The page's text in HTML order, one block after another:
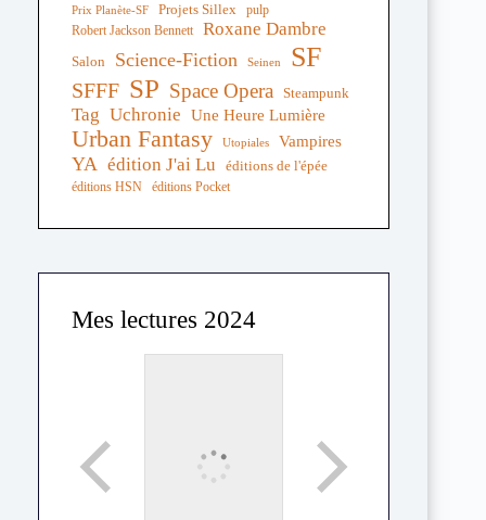
Prix Planète-SF Projets Sillex
pulp
Robert Jackson Bennett
Roxane Dambre
Salon Science-Fiction Seinen SF
SFFF SP Space Opera Steampunk
Tag Uchronie Une Heure Lumière
Urban Fantasy Utopiales Vampires
YA édition J'ai Lu éditions de l'épée
éditions HSN éditions Pocket
Mes lectures 2024